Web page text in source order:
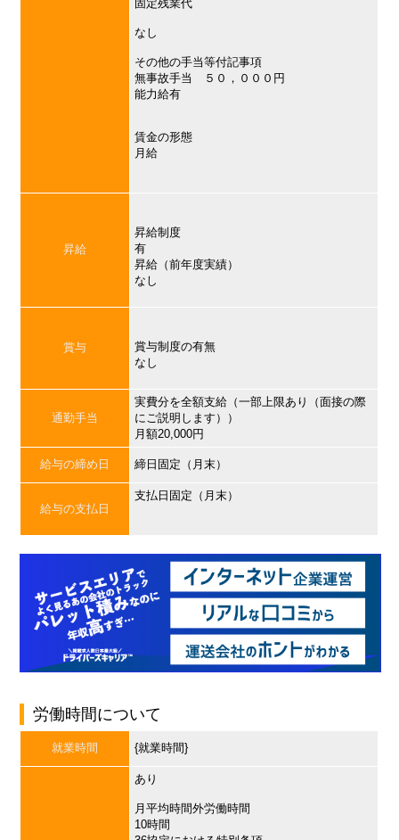
固定残業代
なし
その他の手当等付記事項
無事故手当 ５０，０００円
能力給有
賃金の形態
月給
昇給
昇給制度
有
昇給（前年度実績）
なし
賞与
賞与制度の有無
なし
通勤手当
実費分を全額支給（一部上限あり（面接の際
にご説明します））
月額20,000円
給与の締め日 締日固定（月末）
給与の支払日
支払日固定（月末）
労働時間について
就業時間 {就業時間}
あり
月平均時間外労働時間
10時間